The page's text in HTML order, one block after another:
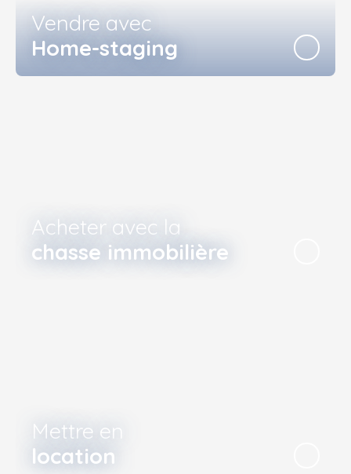
Vendre avec
Home-staging
Acheter avec la
chasse immobilière
Mettre en
location